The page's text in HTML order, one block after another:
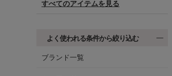
すべてのアイテムを見る
よく使われる条件から絞り込む
ブランド一覧